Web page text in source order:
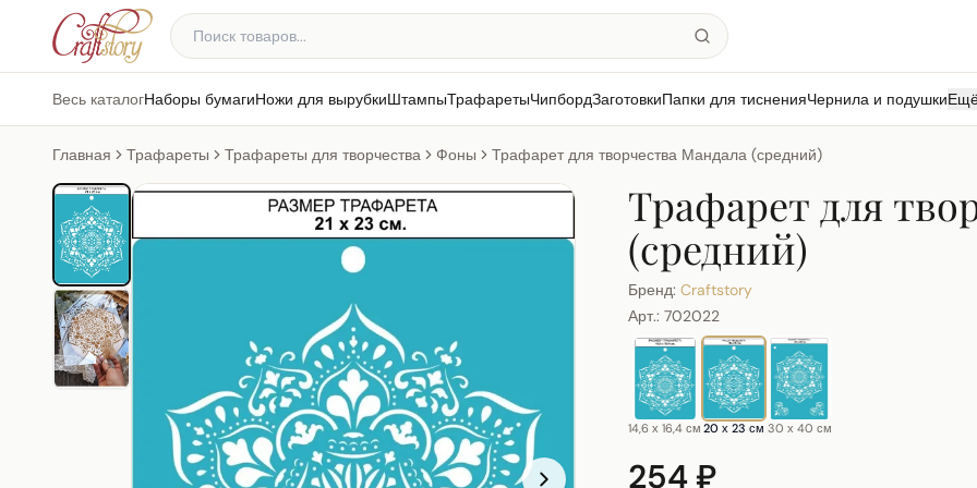
Весь каталогНаборы бумагиНожи для вырубкиШтампыТрафаретыЧипбордЗаготовкиПапки для тисненияЧернила и подушки
Главная Трафареты Трафареты для творчества Фоны Трафарет для творчества Мандала (средний)
Трафарет для
(средний)
Бренд: Craftstory
Арт.: 702022
14,6 х 16,4 см 20 х 23 см 30 х 40 см
254 ₽